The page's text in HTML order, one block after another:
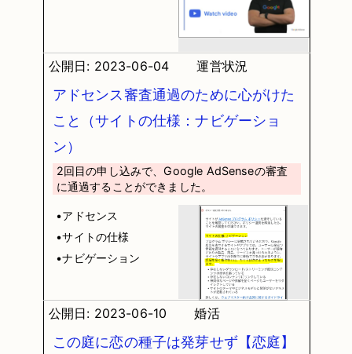
公開日: 2023-06-04 運営状況
アドセンス審査通過のために心がけた
こと（サイトの仕様：ナビゲーショ
ン）
2回目の申し込みで、Google AdSenseの審査
に通過することができました。
•アドセンス
•サイトの仕様
•ナビゲーション
公開日: 2023-06-10 婚活
この庭に恋の種子は発芽せず【恋庭】